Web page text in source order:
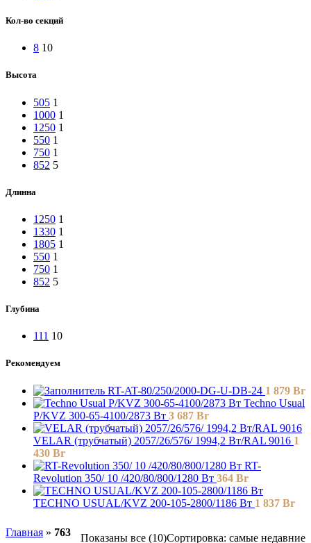
Кол-во секций
8 10
Высота
505 1
1000 1
1250 1
550 1
750 1
852 5
Длинна
1250 1
1330 1
1805 1
550 1
750 1
852 5
Глубина
111 10
Рекомендуем
RT-AT-80/250/2000-DG-U-DB-24 1 879 Br
Techno Usual
P/KVZ 300-65-4100/2873 Вт 3 687 Br
VELAR (трубчатый) 2057/26/576/ 1994,2 Bт/RAL 9016 1
430 Br
RT-
Revolution 350/ 10 /420/80/800/1280 Вт 364 Br
TECHNO USUAL/KVZ 200-105-2800/1186 Вт 1 837 Br
Главная » 763 Показаны все (10)Сортировка: самые недавние